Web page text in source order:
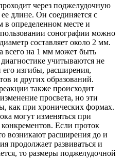
через поджелудочную
длине. Он соединяется с
определенном месте и
сонографии можно
составляет около 2 мм.
всего на 1 мм может быть
учитываются не
его изгибы, расширения,
и других образований.
также происходит
просвета, но эти
как при хронических формах.
могут изменяться при
Если проток
возникают расширения до и
продолжает развиваться и
то размеры поджелудочной